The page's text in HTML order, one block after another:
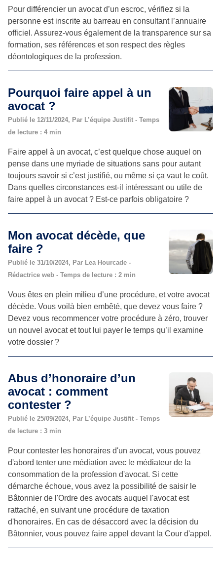
Pour différencier un avocat d’un escroc, vérifiez si la
personne est inscrite au barreau en consultant l’annuaire
officiel. Assurez-vous également de la transparence sur sa
formation, ses références et son respect des règles
déontologiques de la profession.
Pourquoi faire appel à un
avocat ?
Publié le 12/11/2024, Par L’équipe Justifit - Temps
de lecture : 4 min
Faire appel à un avocat, c’est quelque chose auquel on
pense dans une myriade de situations sans pour autant
toujours savoir si c’est justifié, ou même si ça vaut le coût.
Dans quelles circonstances est-il intéressant ou utile de
faire appel à un avocat ? Est-ce parfois obligatoire ?
Mon avocat décède, que
faire ?
Publié le 31/10/2024, Par Lea Hourcade -
Rédactrice web - Temps de lecture : 2 min
Vous êtes en plein milieu d’une procédure, et votre avocat
décède. Vous voilà bien embêté, que devez vous faire ?
Devez vous recommencer votre procédure à zéro, trouver
un nouvel avocat et tout lui payer le temps qu’il examine
votre dossier ?
Abus d’honoraire d’un
avocat : comment
contester ?
Publié le 25/09/2024, Par L’équipe Justifit - Temps
de lecture : 3 min
Pour contester les honoraires d'un avocat, vous pouvez
d'abord tenter une médiation avec le médiateur de la
consommation de la profession d'avocat. Si cette
démarche échoue, vous avez la possibilité de saisir le
Bâtonnier de l'Ordre des avocats auquel l'avocat est
rattaché, en suivant une procédure de taxation
d'honoraires. En cas de désaccord avec la décision du
Bâtonnier, vous pouvez faire appel devant la Cour d'appel.